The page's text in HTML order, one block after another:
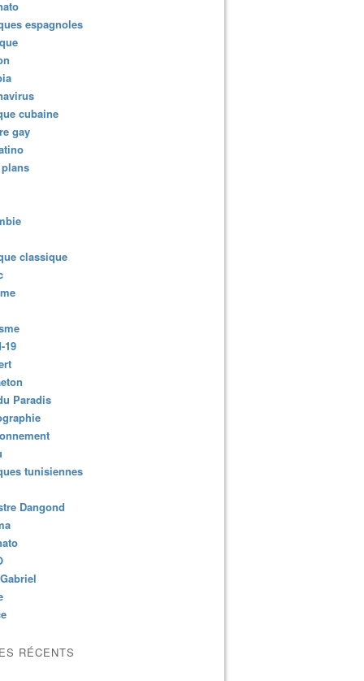
espagnoles
cubaine
gay
classique
19
Paradis
tunisiennes
Dangond
RÉCENTS